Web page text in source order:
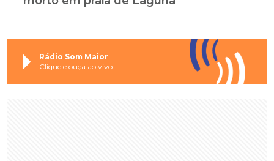
Rádio Som Maior
Clique e ouça ao vivo